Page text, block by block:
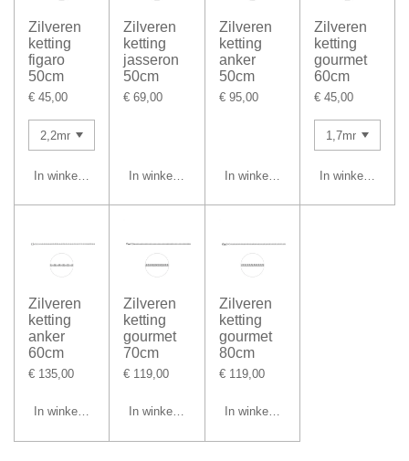
Zilveren
ketting
figaro
50cm
€ 45,00
In winkelwagen
Zilveren
ketting
jasseron
50cm
€ 69,00
In winkelwagen
Zilveren
ketting
anker
50cm
€ 95,00
In winkelwagen
Zilveren
ketting
gourmet
60cm
€ 45,00
In winkelwagen
Zilveren
ketting
anker
60cm
€ 135,00
In winkelwagen
Zilveren
ketting
gourmet
70cm
€ 119,00
In winkelwagen
Zilveren
ketting
gourmet
80cm
€ 119,00
In winkelwagen